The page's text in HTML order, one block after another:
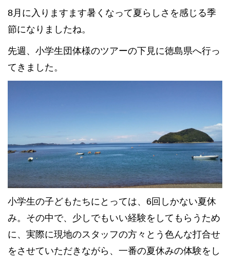
8月に入りますます暑くなって夏らしさを感じる季
節になりましたね。
先週、小学生団体様のツアーの下見に徳島県へ行っ
てきました。
小学生の子どもたちにとっては、6回しかない夏休
み。その中で、少しでもいい経験をしてもらうため
に、実際に現地のスタッフの方々とう色んな打合せ
をさせていただきながら、一番の夏休みの体験をし